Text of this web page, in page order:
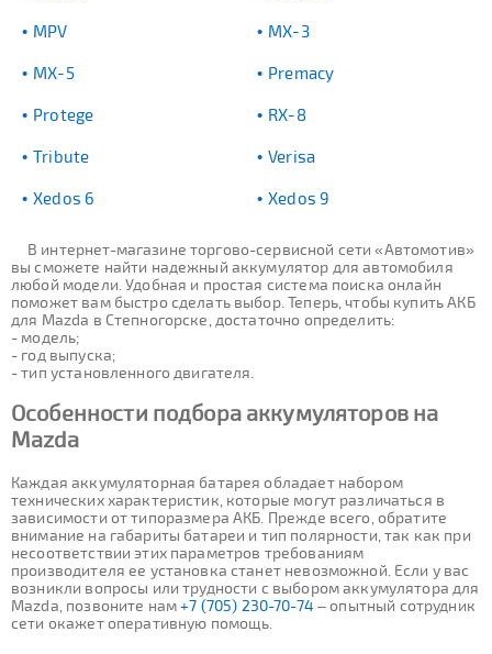
MPV MX-3
MX-5 Premacy
Protege RX-8
Tribute Verisa
Xedos 6 Xedos 9
В интернет-магазине торгово-сервисной сети «Автомотив»
вы сможете найти надежный аккумулятор для автомобиля
любой модели. Удобная и простая система поиска онлайн
поможет вам быстро сделать выбор. Теперь, чтобы купить АКБ
для Mazda в Степногорске, достаточно определить:
- модель;
- год выпуска;
- тип установленного двигателя.
Особенности подбора аккумуляторов на
Mazda
Каждая аккумуляторная батарея обладает набором
технических характеристик, которые могут различаться в
зависимости от типоразмера АКБ. Прежде всего, обратите
внимание на габариты батареи и тип полярности, так как при
несоответствии этих параметров требованиям
производителя ее установка станет невозможной. Если у вас
возникли вопросы или трудности с выбором аккумулятора для
Mazda, позвоните нам+7 (705) 230-70-74 – опытный сотрудник
сети окажет оперативную помощь.